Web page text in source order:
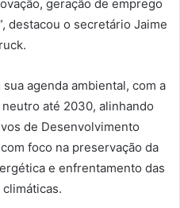
geração de emprego
destacou o secretário Jaime
agenda ambiental, com a
até 2030, alinhando
de Desenvolvimento
foco na preservação da
e enfrentamento das
climáticas.